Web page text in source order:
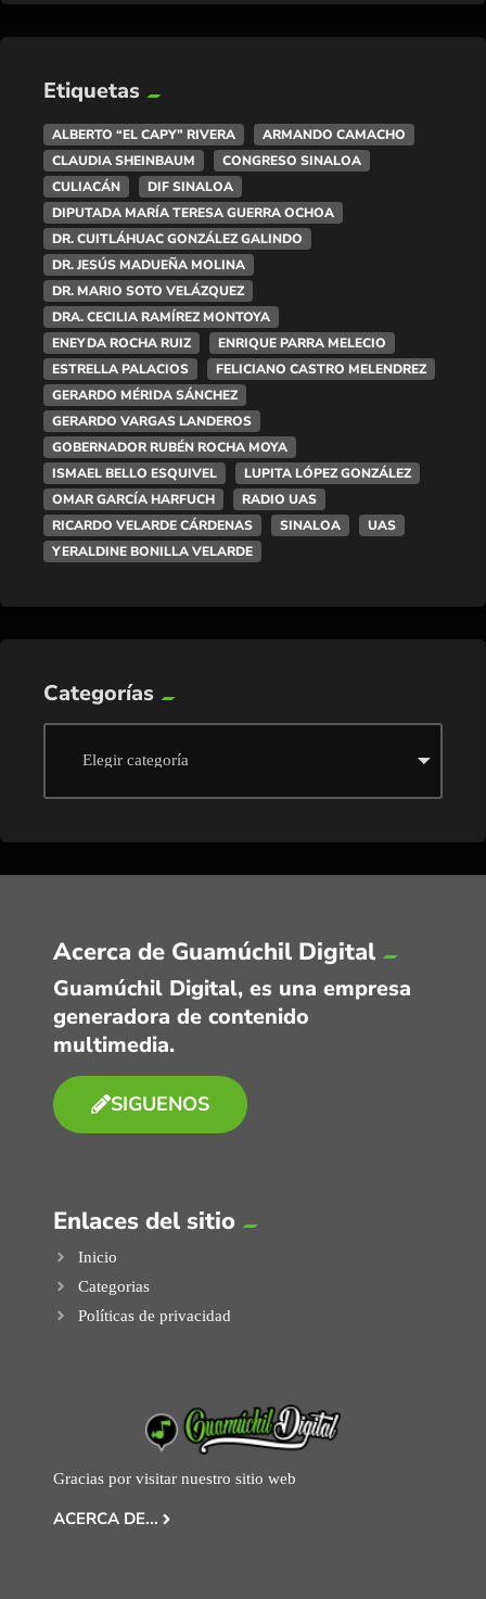
Etiquetas
ALBERTO “EL CAPY” RIVERA
ARMANDO CAMACHO
CLAUDIA SHEINBAUM
CONGRESO SINALOA
CULIACÁN
DIF SINALOA
DIPUTADA MARÍA TERESA GUERRA OCHOA
DR. CUITLÁHUAC GONZÁLEZ GALINDO
DR. JESÚS MADUEÑA MOLINA
DR. MARIO SOTO VELÁZQUEZ
DRA. CECILIA RAMÍREZ MONTOYA
ENEYDA ROCHA RUIZ
ENRIQUE PARRA MELECIO
ESTRELLA PALACIOS
FELICIANO CASTRO MELENDREZ
GERARDO MÉRIDA SÁNCHEZ
GERARDO VARGAS LANDEROS
GOBERNADOR RUBÉN ROCHA MOYA
ISMAEL BELLO ESQUIVEL
LUPITA LÓPEZ GONZÁLEZ
OMAR GARCÍA HARFUCH
RADIO UAS
RICARDO VELARDE CÁRDENAS
SINALOA
UAS
YERALDINE BONILLA VELARDE
Categorías
Acerca de Guamúchil Digital
Guamúchil Digital, es una empresa
generadora de contenido
multimedia.
SIGUENOS
Enlaces del sitio
Inicio
Categorias
Políticas de privacidad
Gracias por visitar nuestro sitio web
ACERCA DE...